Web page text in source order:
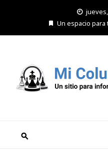
Un espacio